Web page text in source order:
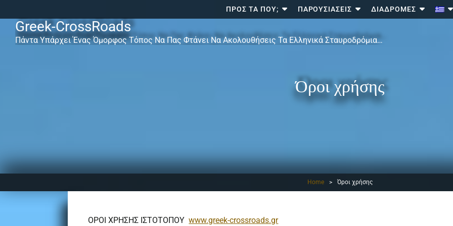
Greek-CrossRoads
Πάντα Υπάρχει Ένας Όμορφος Τόπος Να Πας Φτάνει Να Ακολουθήσεις Τα Ελληνικά Σταυροδρόμια…
ΠΡΟΣ ΤΑ ΠΟΎ; ΠΑΡΟΥΣΙΆΣΕΙΣ ΔΙΑΔΡΟΜΈΣ
Όροι χρήσης
Home > Όροι χρήσης
ΟΡΟΙ ΧΡΗΣΗΣ ΙΣΤΟΤΟΠΟΥwww.greek-crossroads.gr